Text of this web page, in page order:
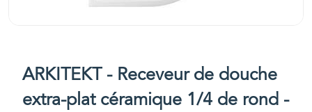
ARKITEKT - Receveur de douche
extra-plat céramique 1/4 de rond -